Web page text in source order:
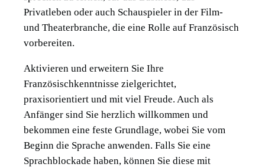
Privatleben oder auch Schauspieler in der Film-
und Theaterbranche, die eine Rolle auf Französisch
vorbereiten.
Aktivieren und erweitern Sie Ihre
Französischkenntnisse zielgerichtet,
praxisorientiert und mit viel Freude. Auch als
Anfänger sind Sie herzlich willkommen und
bekommen eine feste Grundlage, wobei Sie vom
Beginn die Sprache anwenden. Falls Sie eine
Sprachblockade haben, können Sie diese mit